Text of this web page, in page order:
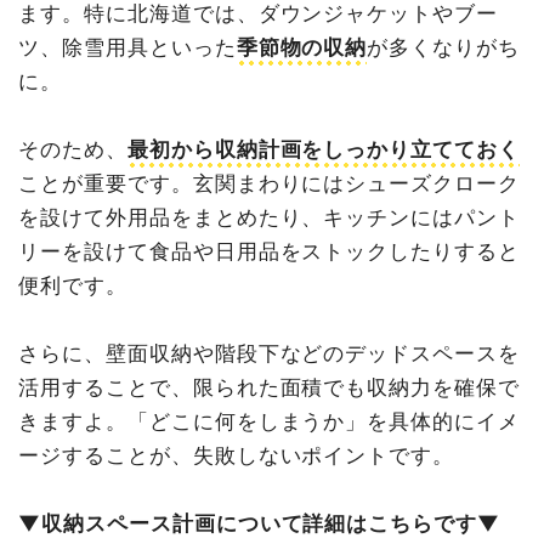
ます。特に北海道では、ダウンジャケットやブー
ツ、除雪用具といった季節物の収納が多くなりがち
に。
そのため、 最初から収納計画をしっかり立てておく
ことが重要です。玄関まわりにはシューズクローク
を設けて外用品をまとめたり、キッチンにはパント
リーを設けて食品や日用品をストックしたりすると
便利です。
さらに、壁面収納や階段下などのデッドスペースを
活用することで、限られた面積でも収納力を確保で
きますよ。「どこに何をしまうか」を具体的にイメ
ージすることが、失敗しないポイントです。
▼収納スペース計画について詳細はこちらです▼